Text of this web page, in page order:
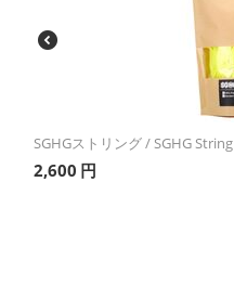
SGHGストリング / SGHG String
2,600 円